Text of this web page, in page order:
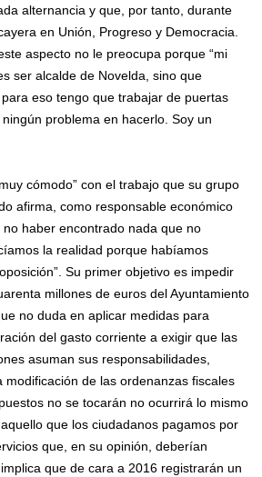
alternancia y que, por tanto, durante
en Unión, Progreso y Democracia.
aspecto no le preocupa porque “mi
ser alcalde de Novelda, sino que
eso tengo que trabajar de puertas
problema en hacerlo. Soy un
cómodo” con el trabajo que su grupo
afirma, como responsable económico
haber encontrado nada que no
la realidad porque habíamos
Su primer objetivo es impedir
millones de euros del Ayuntamiento
no duda en aplicar medidas para
del gasto corriente a exigir que las
asuman sus responsabilidades,
modificación de las ordenanzas fiscales
no se tocarán no ocurrirá lo mismo
que los ciudadanos pagamos por
que, en su opinión, deberían
que de cara a 2016 registrarán un